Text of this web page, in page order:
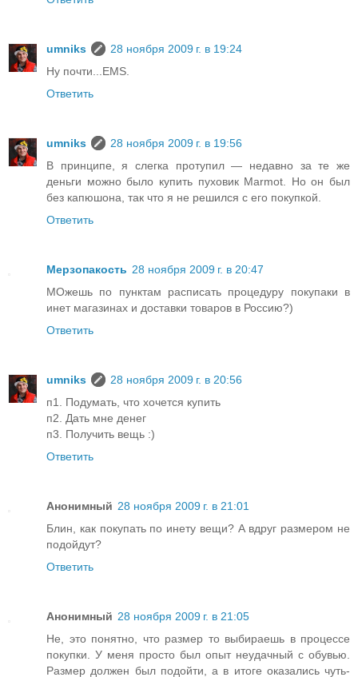
umniks
28 ноября 2009 г. в 19:24
Ну почти...EMS.
Ответить
umniks
28 ноября 2009 г. в 19:56
В принципе, я слегка протупил — недавно за те же
деньги можно было купить пуховик Marmot. Но он был
без капюшона, так что я не решился с его покупкой.
Ответить
Мерзопакость 28 ноября 2009 г. в 20:47
МОжешь по пунктам расписать процедуру покупаки в
инет магазинах и доставки товаров в Россию?)
Ответить
umniks
28 ноября 2009 г. в 20:56
п1. Подумать, что хочется купить
п2. Дать мне денег
п3. Получить вещь :)
Ответить
Анонимный 28 ноября 2009 г. в 21:01
Блин, как покупать по инету вещи? А вдруг размером не
подойдут?
Ответить
Анонимный 28 ноября 2009 г. в 21:05
Не, это понятно, что размер то выбираешь в процессе
покупки. У меня просто был опыт неудачный с обувью.
Размер должен был подойти, а в итоге оказались чуть-